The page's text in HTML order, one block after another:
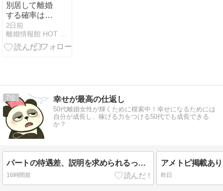
別居して離婚
する確率はど
のくらい？別
居から離婚す
る確率の真実
2日前
離婚情報館 HOT NAVI
7 幸せが最高の仕返し
50代離婚女性が輝くために模索中！幸せになるためには
自分が成長し、稼げる力をつける50代でも成長できる
か？
パートの待遇差、説明を求められるって…結局“論破力”が必要？（笑）
16時間前 昨日